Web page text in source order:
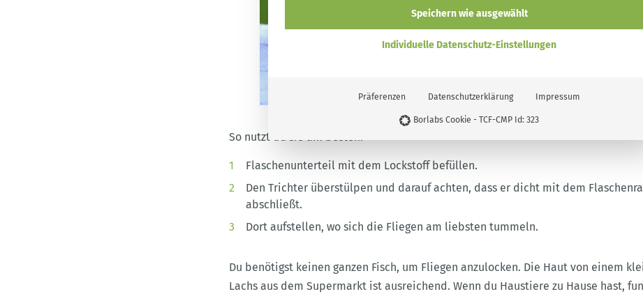
So nutzt du sie am besten:
Flaschenunterteil mit dem Lockstoff befüllen.
Den Trichter überstülpen und darauf achten, dass er dicht mit dem
abschließt.
Dort aufstellen, wo sich die Fliegen am liebsten tummeln.
Du benötigst keinen ganzen Fisch, um Fliegen anzulocken. Die Haut von einem
Lachs aus dem Supermarkt ist ausreichend. Wenn du Haustiere zu Hause hast,
Speichern wie ausgewählt
Individuelle Datenschutz-Einstellungen
Präferenzen Datenschutzerklärung Impressum
Borlabs Cookie - TCF-CMP Id: 323